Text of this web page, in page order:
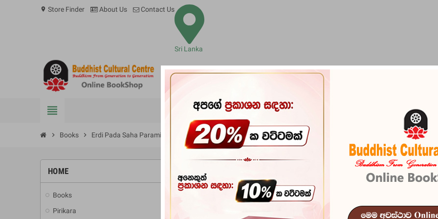
location_on Store Finder About Us Contact Us
Sri Lanka
view_headline BOOKS PIRIKARA BUDDHA STATUES RITUAL ITEMS &
chevron_right Books chevron_right Erdi Pada Saha Paramitha
HOME
Books
Pirikara
-20% Erdi Pada
In stock
31